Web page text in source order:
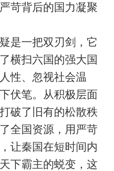
背后的国力凝聚
一把双刃剑，它
横扫六国的强大国
性、忽视社会温
伏笔。从积极层面
破了旧有的松散秩
全国资源，用严苛
让秦国在短时间内
下霸主的蜕变，这